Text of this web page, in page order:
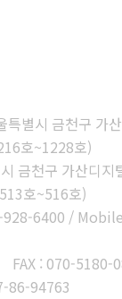
특별시 금천구 가
호~1228호)
금천구 가산디지
호~516호)
6400 /
FAX : 070-5180-
86-94763